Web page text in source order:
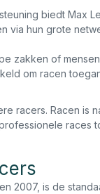
biedt Max
via hun grote
zakken of
om racen
racers. Racen is
races
2007, is de